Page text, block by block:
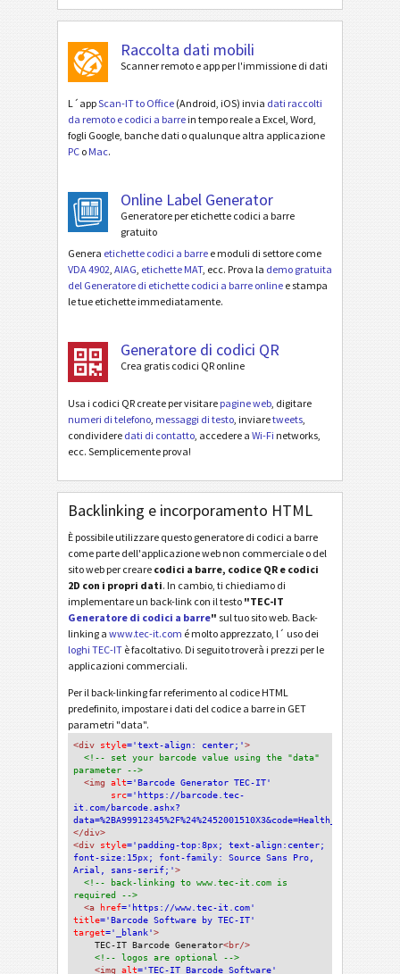
Raccolta dati mobili
Scanner remoto e app per l'immissione di dati
L´appScan-IT to Office (Android, iOS) invia dati raccolti
da remoto e codici a barre in tempo reale a Excel, Word,
fogli Google, banche dati o qualunque altra applicazione
PC o Mac.
Online Label Generator
Generatore per etichette codici a barre
gratuito
Genera etichette codici a barre e moduli di settore come
VDA 4902 AIAG etichette MAT, ecc. Prova la demo gratuita
del Generatore di etichette codici a barre online e stampa
le tue etichette immediatamente.
Generatore di codici QR
Crea gratis codici QR online
Usa i codici QR create per visitare pagine web , digitare
numeri di telefono messaggi di testo , inviaretweets
condividere dati di contatto , accedere a Wi-Fi networks,
ecc. Semplicemente prova!
Backlinking e incorporamento HTML
È possibile utilizzare questo generatore di codici a barre
come parte dell'applicazione web non commerciale o del
sito web per creare codici a barre, codice QR e codici
2D con i propri dati. In cambio, ti chiediamo di
implementare un back-link con il testo "TEC-IT
Generatore di codici a barre" sul tuo sito web. Back-
linking a www.tec-it.com é molto apprezzato, l´ uso dei
loghi TEC-IT è facoltativo. Di seguito troverà i prezzi per le
applicazioni commerciali.
Per il back-linking far referimento al codice HTML
predefinito, impostare i dati del codice a barre in GET
parametri "data".
<div style='text-align: center;'>
<!-- set your barcode value using the "data"
parameter -->
<img alt='Barcode Generator TEC-IT'
src='https://barcode.tec-
it.com/barcode.ashx?
</div>
<div style='padding-top:8px; text-align:center;
font-size:15px; font-family: Source Sans Pro,
Arial, sans-serif;'>
<!-- back-linking to www.tec-it.com is
required -->
<a href='https://www.tec-it.com'
title='Barcode Software by TEC-IT'
target='_blank'>
TEC-IT Barcode Generator<br/>
<!-- logos are optional -->
<img alt='TEC-IT Barcode Software'